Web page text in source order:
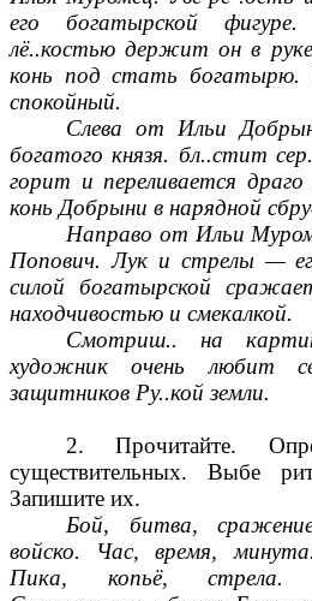
его богатырской
лё..костью держит он в
конь под стать богатырю.
спокойный.
Слева от Ильи
богатого князя. бл..стит
горит и переливается
конь Добрыни в нарядной
Направо от Ильи
Попович. Лук и стрелы —
силой богатырской
находчивостью и смекалкой.
Смотриш.. на
художник очень любит
защитников Ру..кой земли.
2. Прочитайте.
существительных. Выбе
Запишите их.
Бой, битва,
войско. Час, время,
Пика, копьё, стрела.